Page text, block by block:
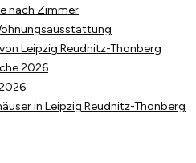
nach Zimmer
Leipzig Reudnitz-Thonberg
2026
in Leipzig Reudnitz-Thonberg